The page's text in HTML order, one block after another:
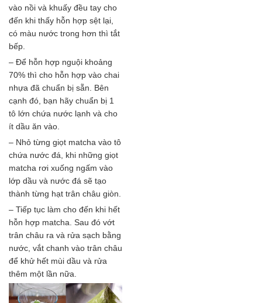
vào nồi và khuấy đều tay cho
đến khi thấy hỗn hợp sệt lại,
có màu nước trong hơn thì tắt
bếp.
– Để hỗn hợp nguội khoảng
70% thì cho hỗn hợp vào chai
nhựa đã chuẩn bị sẵn. Bên
cạnh đó, bạn hãy chuẩn bị 1
tô lớn chứa nước lạnh và cho
ít dầu ăn vào.
– Nhỏ từng giọt matcha vào tô
chứa nước đá, khi những giọt
matcha rơi xuống ngấm vào
lớp dầu và nước đá sẽ tạo
thành từng hạt trân châu giòn.
– Tiếp tục làm cho đến khi hết
hỗn hợp matcha. Sau đó vớt
trân châu ra và rửa sạch bằng
nước, vắt chanh vào trân châu
để khử hết mùi dầu và rửa
thêm một lần nữa.